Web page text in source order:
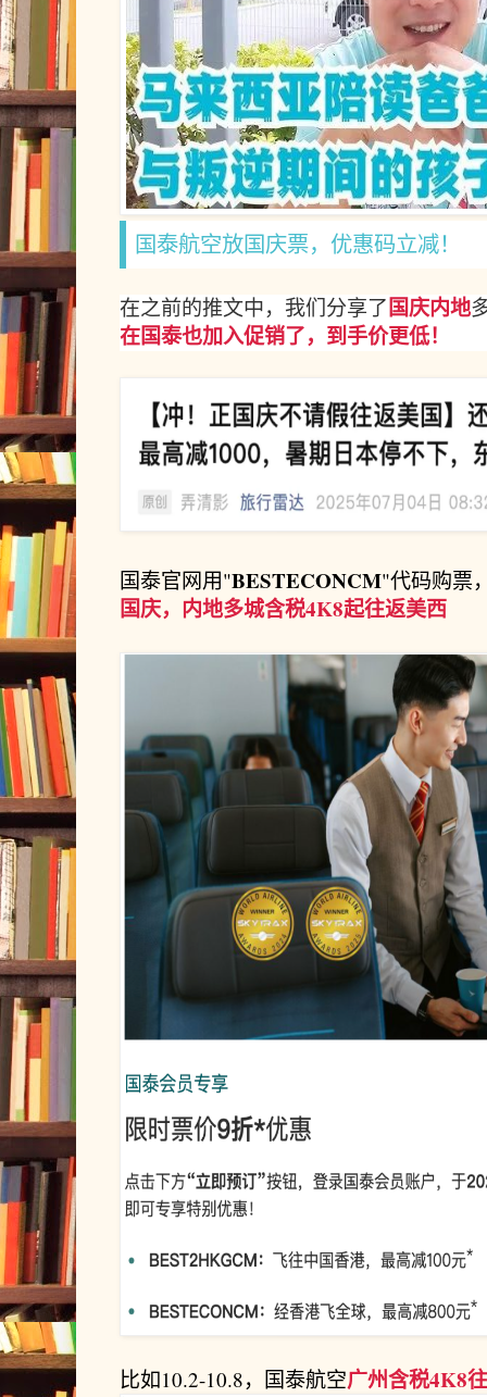
国泰航空放国庆票，优惠码立减！
在之前的推文中，我们分享了 国庆内地
在国泰也加入促销了，到手价更低！
国泰官网用"BESTECONCM"代码购票
国庆，内地多城含税4K8起往返美西
比如10.2-10.8，国泰航空广州含税4K8